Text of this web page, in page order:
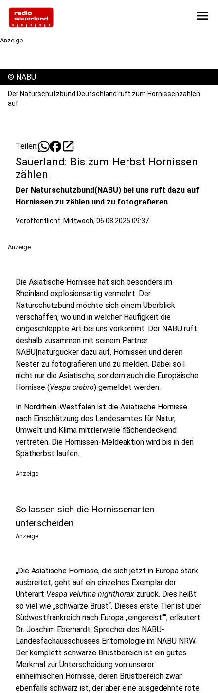
menu
Anzeige
© NABU
Der Naturschutzbund Deutschland ruft zum Hornissenzählen
auf
Teilen: open_in_new
Sauerland: Bis zum Herbst Hornissen
zählen
Der Naturschutzbund(NABU) bei uns ruft dazu auf
Hornissen zu zählen und zu fotografieren
Veröffentlicht: Mittwoch, 06.08.2025 09:37
Anzeige
Die Asiatische Hornisse hat sich besonders im
Rheinland explosionsartig vermehrt. Der
Naturschutzbund möchte sich einem Überblick
verschaffen, wo und in welcher Häufigkeit die
eingeschleppte Art bei uns vorkommt. Der NABU ruft
deshalb zusammen mit seinem Partner
NABU|naturgucker dazu auf, Hornissen und deren
Nester zu fotografieren und zu melden. Dabei soll
nicht nur die Asiatische, sondern auch die Europäische
Hornisse (Vespa crabro) gemeldet werden.
In Nordrhein-Westfalen ist die Asiatische Hornisse
nach Einschätzung des Landesamtes für Natur,
Umwelt und Klima mittlerweile flächendeckend
vertreten. Die Hornissen-Meldeaktion wird bis in den
Spätherbst laufen.
Anzeige
So lassen sich die Hornissenarten
unterscheiden
Anzeige
„Die Asiatische Hornisse, die sich jetzt in Europa stark
ausbreitet, geht auf ein einzelnes Exemplar der
Unterart Vespa velutina nigrithorax zurück. Dies heißt
so viel wie „schwarze Brust“. Dieses erste Tier ist über
Südwestfrankreich nach Europa „eingereist““, erläutert
Dr. Joachim Eberhardt, Sprecher des NABU-
Landesfachausschusses Entomologie im NABU NRW.
Der komplett schwarze Brustbereich ist ein gutes
Merkmal zur Unterscheidung von unserer
einheimischen Hornisse, deren Brustbereich zwar
ebenfalls schwarz ist, der aber eine ausgedehnte rote